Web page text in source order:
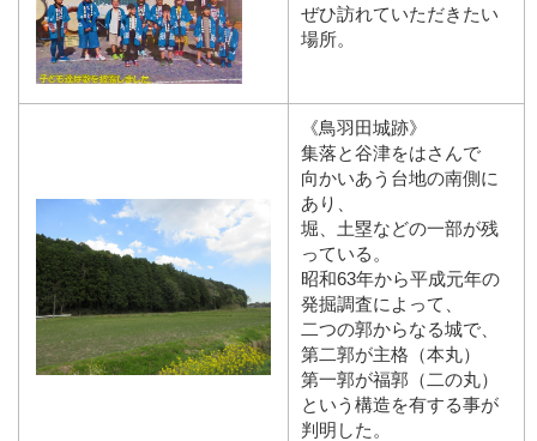
ぜひ訪れていただきたい
場所。
《鳥羽田城跡》
集落と谷津をはさんで
向かいあう台地の南側に
あり、
堀、土塁などの一部が残
っている。
昭和63年から平成元年の
発掘調査によって、
二つの郭からなる城で、
第二郭が主格（本丸）
第一郭が福郭（二の丸）
という構造を有する事が
判明した。